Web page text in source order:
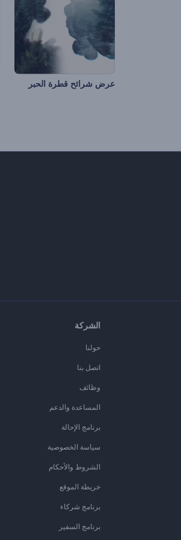
عرض شرائح قطرة الحبر
الشركة
حولنا
اتصل بنا
وظائف
المساعدة والدعم
برنامج الإحالة
سياسة الخصوصية
الشروط والأحكام
خريطة الموقع
برنامج شركاء
برنامج السفير